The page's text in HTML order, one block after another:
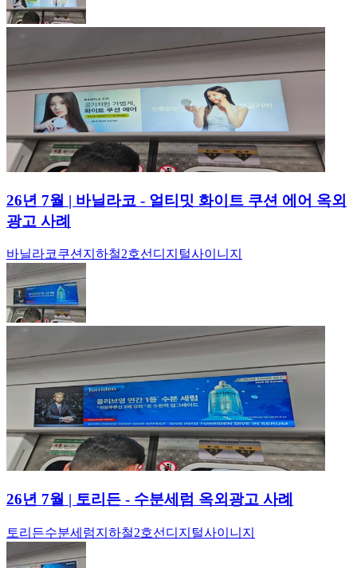
26년 7월 | 바닐라코 - 얼티밋 화이트 쿠션 에어 옥외
광고 사례
바닐라코쿠션 지하철2호선 디지털사이니지
26년 7월 | 토리든 - 수분세럼 옥외광고 사례
토리든수분세럼지하철2호선 디지털사이니지